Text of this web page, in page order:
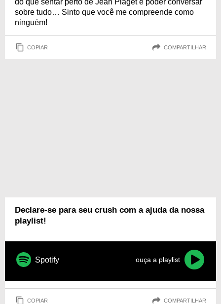
do que sentar perto de Jean Piaget e poder conversar
sobre tudo… Sinto que você me compreende como
ninguém!
COPIAR COMPARTILHAR
Declare-se para seu crush com a ajuda da nossa
playlist!
Spotify ouça a playlist
COPIAR COMPARTILHAR